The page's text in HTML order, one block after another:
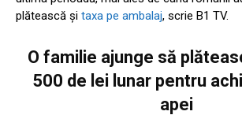
plătească și taxa pe ambalaj, scrie B1 TV.
O familie ajunge să
500 de lei lunar pentru
apei